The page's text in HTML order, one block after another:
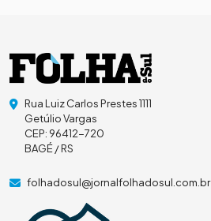
Rua Luiz Carlos Prestes 1111
Getúlio Vargas
CEP: 96412-720
BAGÉ / RS
folhadosul@jornalfolhadosul.com.br